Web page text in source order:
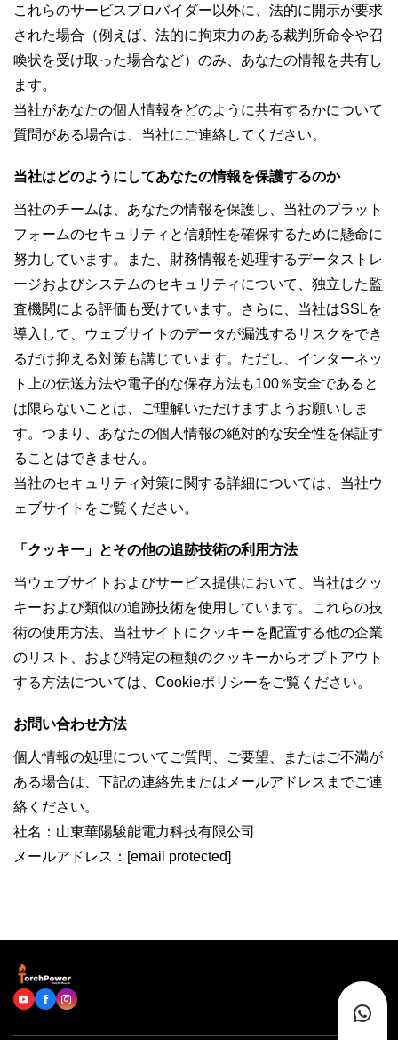
これらのサービスプロバイダー以外に、法的に開示が要求
された場合（例えば、法的に拘束力のある裁判所命令や召
喚状を受け取った場合など）のみ、あなたの情報を共有し
ます。
当社があなたの個人情報をどのように共有するかについて
質問がある場合は、当社にご連絡してください。
当社はどのようにしてあなたの情報を保護するのか
当社のチームは、あなたの情報を保護し、当社のプラット
フォームのセキュリティと信頼性を確保するために懸命に
努力しています。また、財務情報を処理するデータストレ
ージおよびシステムのセキュリティについて、独立した監
査機関による評価も受けています。さらに、当社はSSLを
導入して、ウェブサイトのデータが漏洩するリスクをでき
るだけ抑える対策も講じています。ただし、インターネッ
ト上の伝送方法や電子的な保存方法も100％安全であると
は限らないことは、ご理解いただけますようお願いしま
す。つまり、あなたの個人情報の絶対的な安全性を保証す
ることはできません。
当社のセキュリティ対策に関する詳細については、当社ウ
ェブサイトをご覧ください。
「クッキー」とその他の追跡技術の利用方法
当ウェブサイトおよびサービス提供において、当社はクッ
キーおよび類似の追跡技術を使用しています。これらの技
術の使用方法、当社サイトにクッキーを配置する他の企業
のリスト、および特定の種類のクッキーからオプトアウト
する方法については、Cookieポリシーをご覧ください。
お問い合わせ方法
個人情報の処理についてご質問、ご要望、またはご不満が
ある場合は、下記の連絡先またはメールアドレスまでご連
絡ください。
社名：山東華陽駿能電力科技有限公司
メールアドレス： [email protected]